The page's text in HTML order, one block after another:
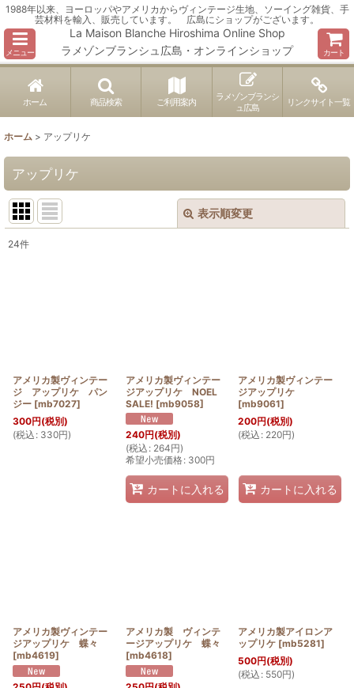
1988年以来、ヨーロッパやアメリカからヴィンテージ生地、ソーイング雑貨、手
芸材料を輸入、販売しています。 広島にショップがございます。
メニュー
La Maison Blanche Hiroshima Online Shop
ラメゾンブランシュ広島・オンラインショップ
カート
ホーム 商品検索 ご利用案内
ラメゾンブランシ
ュ広島
リンクサイト一覧
ホーム > アップリケ
アップリケ
表示順変更
24件
アメリカ製ヴィンテー
ジ アップリケ パン
ジー [mb7027]
300円(税別)
(税込 : 330円)
アメリカ製ヴィンテー
ジアップリケ NOEL
SALE! [mb9058]
240円(税別)
(税込 : 264円)
希望小売価格: 300円
カートに入れる
アメリカ製ヴィンテー
ジアップリケ
[mb9061]
200円(税別)
(税込 : 220円)
カートに入れる
アメリカ製ヴィンテー
ジアップリケ 蝶々
[mb4619]
アメリカ製 ヴィンテ
ージアップリケ 蝶々
[mb4618]
アメリカ製アイロンア
ップリケ [mb5281]
500円(税別)
(税込 : 550円)